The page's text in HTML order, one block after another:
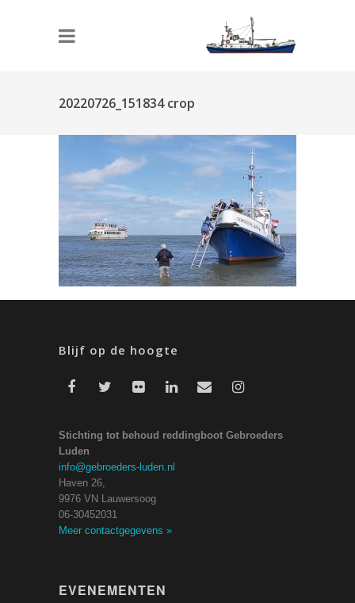
20220726_151834 crop
Blijf op de hoogte
Stichting tot behoud reddingboot Gebroeders
Luden
info@gebroeders-luden.nl
Haven 26,
9976 VN Lauwersoog
06-30452031
Meer contactgegevens »
EVENEMENTEN